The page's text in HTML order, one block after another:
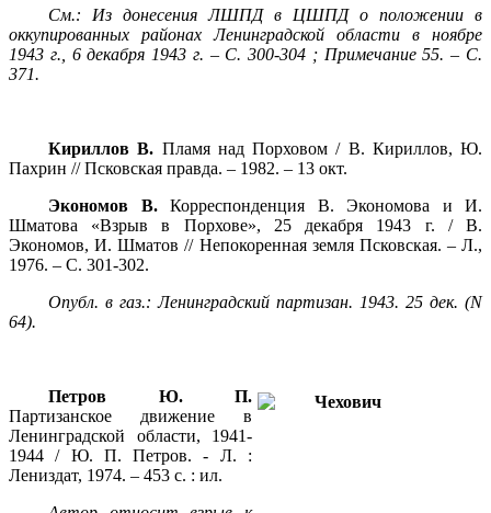
См.: Из донесения ЛШПД в ЦШПД о положении в
оккупированных районах Ленинградской области в ноябре
1943 г., 6 декабря 1943 г. – С. 300-304 ; Примечание 55. – С.
371.
Кириллов В. Пламя над Порховом / В. Кириллов, Ю.
Пахрин // Псковская правда. – 1982. – 13 окт.
Экономов В. Корреспонденция В. Экономова и И.
Шматова «Взрыв в Порхове», 25 декабря 1943 г. / В.
Экономов, И. Шматов // Непокоренная земля Псковская. – Л.,
1976. – С. 301-302.
Опубл. в газ.: Ленинградский партизан. 1943. 25 дек. (N
64).
Петров Ю. П.
Партизанское движение в
Ленинградской области, 1941-
1944 / Ю. П. Петров. - Л. :
Лениздат, 1974. – 453 с. : ил.